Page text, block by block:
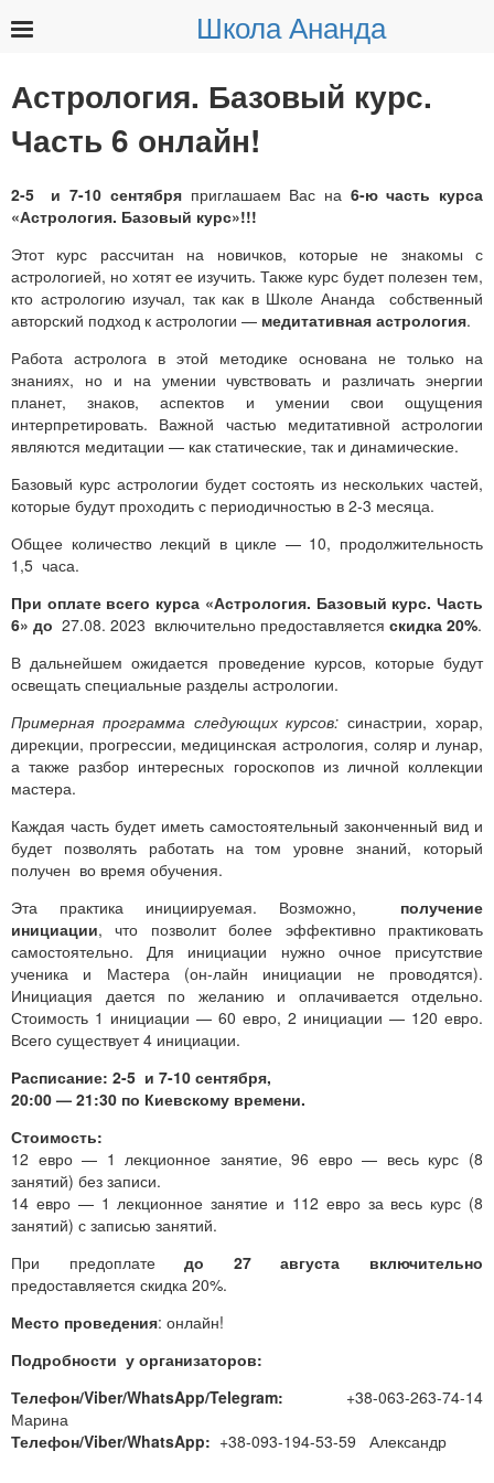
Школа Ананда
Астрология. Базовый курс.
Часть 6 онлайн!
2-5 и 7-10 сентября приглашаем Вас на 6-ю часть курса
«Астрология. Базовый курс»!!!
Этот курс рассчитан на новичков, которые не знакомы с
астрологией, но хотят ее изучить. Также курс будет полезен тем,
кто астрологию изучал, так как в Школе Ананда собственный
авторский подход к астрологии — медитативная астрология.
Работа астролога в этой методике основана не только на
знаниях, но и на умении чувствовать и различать энергии
планет, знаков, аспектов и умении свои ощущения
интерпретировать. Важной частью медитативной астрологии
являются медитации — как статические, так и динамические.
Базовый курс астрологии будет состоять из нескольких частей,
которые будут проходить с периодичностью в 2-3 месяца.
Общее количество лекций в цикле — 10, продолжительность
1,5 часа.
При оплате всего курса «Астрология. Базовый курс. Часть
6» до 27.08. 2023 включительно предоставляется скидка 20%.
В дальнейшем ожидается проведение курсов, которые будут
освещать специальные разделы астрологии.
Примерная программа следующих курсов: синастрии, хорар,
дирекции, прогрессии, медицинская астрология, соляр и лунар,
а также разбор интересных гороскопов из личной коллекции
мастера.
Каждая часть будет иметь самостоятельный законченный вид и
будет позволять работать на том уровне знаний, который
получен во время обучения.
Эта практика инициируемая. Возможно, получение
инициации, что позволит более эффективно практиковать
самостоятельно. Для инициации нужно очное присутствие
ученика и Мастера (он-лайн инициации не проводятся).
Инициация дается по желанию и оплачивается отдельно.
Стоимость 1 инициации — 60 евро, 2 инициации — 120 евро.
Всего существует 4 инициации.
Расписание: 2-5 и 7-10 сентября,
20:00 — 21:30 по Киевскому времени.
Стоимость:
12 евро — 1 лекционное занятие, 96 евро — весь курс (8
занятий) без записи.
14 евро — 1 лекционное занятие и 112 евро за весь курс (8
занятий) с записью занятий.
При предоплатедо 27 августа включительно
предоставляется скидка 20%.
Место проведения: онлайн!
Подробности у организаторов:
Телефон/Viber/WhatsApp/Telegram: +38-063-263-74-14
Марина
Телефон/Viber/WhatsApp: +38-093-194-53-59 Александр